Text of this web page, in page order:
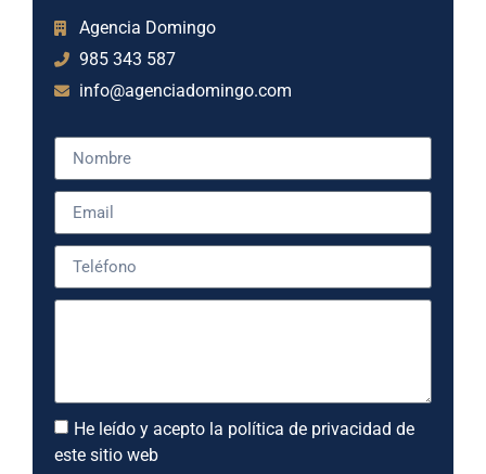
Agencia Domingo
985 343 587
info@agenciadomingo.com
He leído y acepto la política de privacidad de
este sitio web